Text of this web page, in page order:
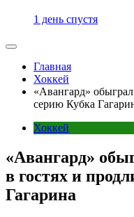
1 день спустя
Главная
Хоккей
«Авангард»
серию Кубка
Хоккей
«Авангард»
в гостях и
Гагарина